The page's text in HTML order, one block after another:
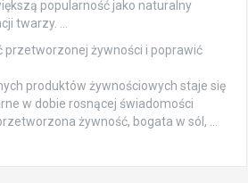
popularność jako naturalny
twarzy. …
przetworzonej żywności i poprawić
produktów żywnościowych staje się
w dobie rosnącej świadomości
żywność, bogata w sól, …